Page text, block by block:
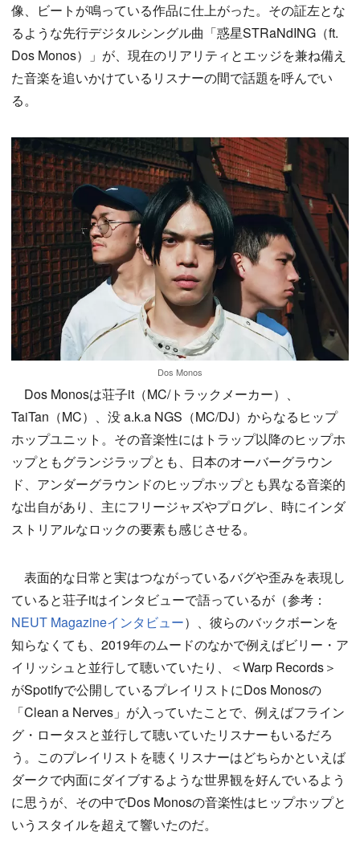
像、ビートが鳴っている作品に仕上がった。その証左とな
るような先行デジタルシングル曲「惑星STRaNdING（ft.
Dos Monos）」が、現在のリアリティとエッジを兼ね備え
た音楽を追いかけているリスナーの間で話題を呼んでい
る。
Dos Monos
Dos Monosは荘子it（MC/トラックメーカー）、
TaiTan（MC）、没 a.k.a NGS（MC/DJ）からなるヒップ
ホップユニット。その音楽性にはトラップ以降のヒップホ
ップともグランジラップとも、日本のオーバーグラウン
ド、アンダーグラウンドのヒップホップとも異なる音楽的
な出自があり、主にフリージャズやプログレ、時にインダ
ストリアルなロックの要素も感じさせる。
表面的な日常と実はつながっているバグや歪みを表現し
ていると荘子itはインタビューで語っているが（参考：
NEUT Magazineインタビュー）、彼らのバックボーンを
知らなくても、2019年のムードのなかで例えばビリー・ア
イリッシュと並行して聴いていたり、＜Warp Records＞
がSpotifyで公開しているプレイリストにDos Monosの
「Clean a Nerves」が入っていたことで、例えばフライン
グ・ロータスと並行して聴いていたリスナーもいるだろ
う。このプレイリストを聴くリスナーはどちらかといえば
ダークで内面にダイブするような世界観を好んでいるよう
に思うが、その中でDos Monosの音楽性はヒップホップと
いうスタイルを超えて響いたのだ。